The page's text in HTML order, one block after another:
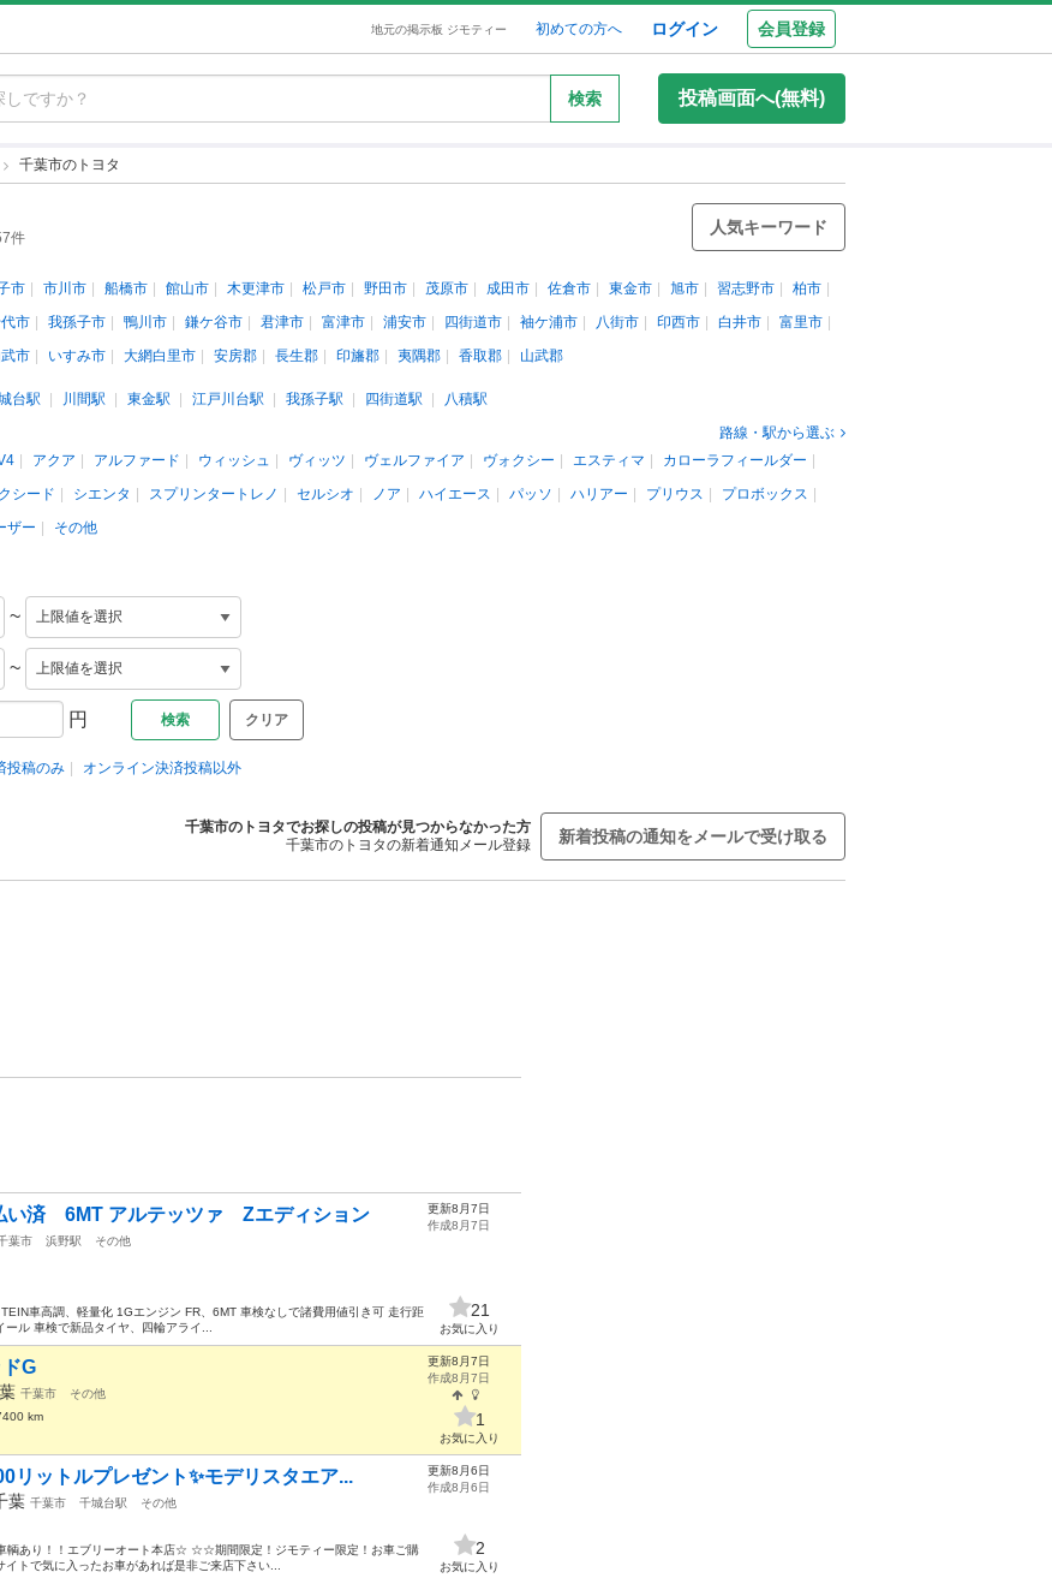
地元の掲示板 ジモティー 初めての方へ ログイン 会員登録
検索 投稿画面へ(無料)
千葉市のトヨタ
件
人気キーワード
市 市川市 船橋市 館山市 木更津市 松戸市 野田市 茂原市 成田市 佐倉市 東金市 旭市 習志野市
柏市
市 我孫子市 鴨川市 鎌ケ谷市 君津市 富津市 浦安市 四街道市 袖ケ浦市 八街市 印西市 白井市
富里市
市 いすみ市 大網白里市 安房郡 長生郡 印旛郡 夷隅郡 香取郡 山武郡
台駅 川間駅 東金駅 江戸川台駅 我孫子駅 四街道駅
八積駅
路線・駅から選ぶ
アクア アルファード ウィッシュ ヴィッツ ヴェルファイア ヴォクシー エスティマ
カローラフィールダー
シード シエンタ スプリンタートレノ セルシオ ノア ハイエース パッソ ハリアー プリウス
プロボックス
ザー その他
~
~
円 クリア
投稿のみ オンライン決済投稿以外
千葉市のトヨタでお探しの投稿が見つからなかった方
千葉市のトヨタの新着通知メール登録
新着投稿の通知をメールで受け取る
い済 6MT アルテッツァ Zエディション
葉市 浜野駅 その他
車高調、軽量化 1Gエンジン FR、6MT 車検なしで諸費用値引き可 走行距
ル 車検で新品タイヤ、四輪アライ...
更新8月7日
作成8月7日
21
お気に入り
G
千葉市
その他
km
更新8月7日
作成8月7日
1
お気に入り
リットルプレゼント✨モデリスタエア...
葉 千葉市 千城台駅
その他
輌あり！！エブリーオート本店☆ ☆☆期間限定！ジモティー限定！お車ご購
トで気に入ったお車があれば是非ご来店下さい...
更新8月6日
作成8月6日
2
お気に入り